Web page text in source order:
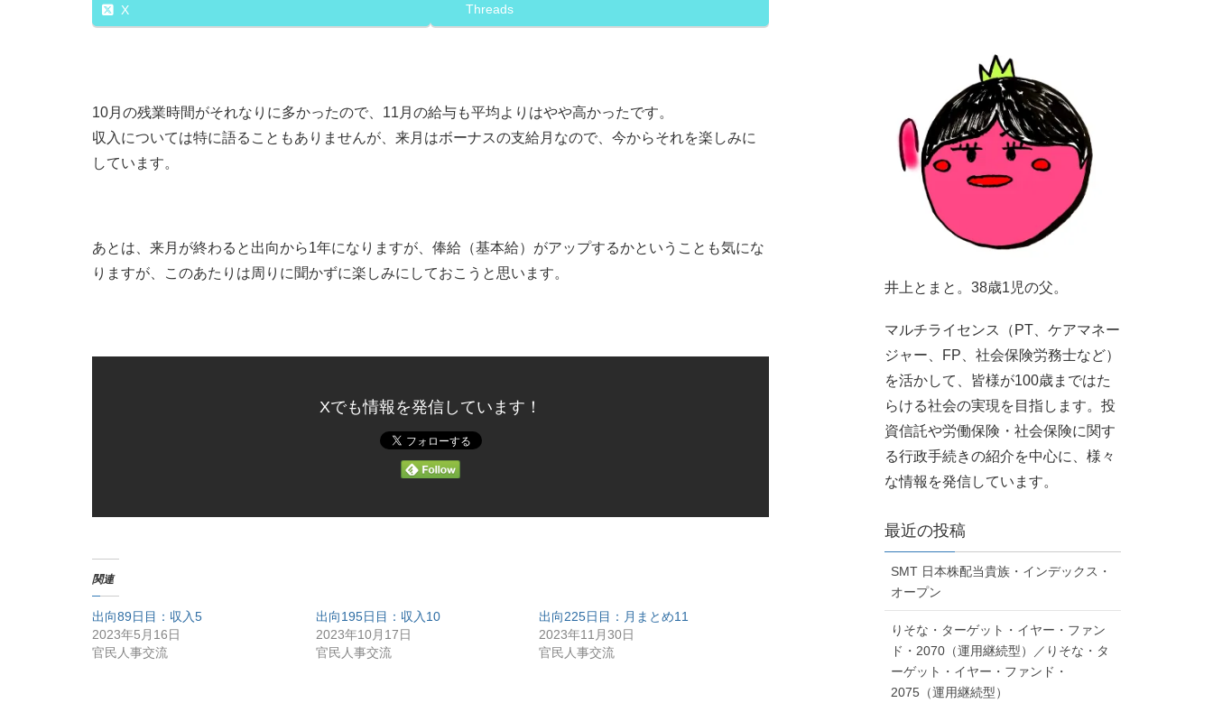
X Threads
10月の残業時間がそれなりに多かったので、11月の給与も平均よりはやや高かったです。
収入については特に語ることもありませんが、来月はボーナスの支給月なので、今からそれを楽しみに
しています。
あとは、来月が終わると出向から1年になりますが、俸給（基本給）がアップするかということも気にな
りますが、このあたりは周りに聞かずに楽しみにしておこうと思います。
Xでも情報を発信しています！
関連
出向89日目：収入5
2023年5月16日
官民人事交流
出向195日目：収入10
2023年10月17日
官民人事交流
出向225日目：月まとめ11
2023年11月30日
官民人事交流
井上とまと。38歳1児の父。
マルチライセンス（PT、ケアマネー
ジャー、FP、社会保険労務士など）
を活かして、皆様が100歳まではた
らける社会の実現を目指します。投
資信託や労働保険・社会保険に関す
る行政手続きの紹介を中心に、様々
な情報を発信しています。
最近の投稿
SMT 日本株配当貴族・インデックス・
オープン
りそな・ターゲット・イヤー・ファン
ド・2070（運用継続型）／りそな・タ
ーゲット・イヤー・ファンド・
2075（運用継続型）